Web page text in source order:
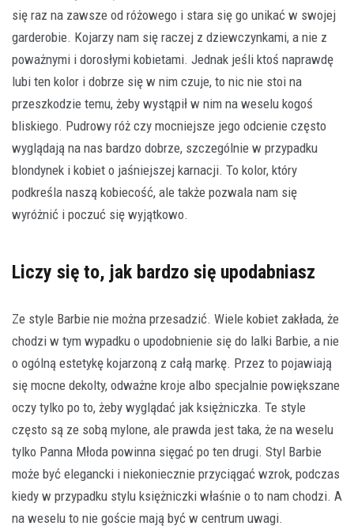
się raz na zawsze od różowego i stara się go unikać w swojej
garderobie. Kojarzy nam się raczej z dziewczynkami, a nie z
poważnymi i dorosłymi kobietami. Jednak jeśli ktoś naprawdę
lubi ten kolor i dobrze się w nim czuje, to nic nie stoi na
przeszkodzie temu, żeby wystąpił w nim na weselu kogoś
bliskiego. Pudrowy róż czy mocniejsze jego odcienie często
wyglądają na nas bardzo dobrze, szczególnie w przypadku
blondynek i kobiet o jaśniejszej karnacji. To kolor, który
podkreśla naszą kobiecość, ale także pozwala nam się
wyróżnić i poczuć się wyjątkowo.
Liczy się to, jak bardzo się upodabniasz
Ze style Barbie nie można przesadzić. Wiele kobiet zakłada, że
chodzi w tym wypadku o upodobnienie się do lalki Barbie, a nie
o ogólną estetykę kojarzoną z całą markę. Przez to pojawiają
się mocne dekolty, odważne kroje albo specjalnie powiększane
oczy tylko po to, żeby wyglądać jak księżniczka. Te style
często są ze sobą mylone, ale prawda jest taka, że na weselu
tylko Panna Młoda powinna sięgać po ten drugi. Styl Barbie
może być elegancki i niekoniecznie przyciągać wzrok, podczas
kiedy w przypadku stylu księżniczki właśnie o to nam chodzi. A
na weselu to nie goście mają być w centrum uwagi.